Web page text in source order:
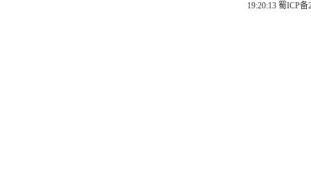
19:20:13 蜀ICP备